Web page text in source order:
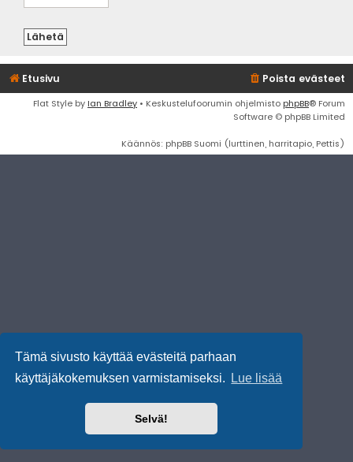
Tämä sivusto käyttää evästeitä parhaan
käyttäjäkokemuksen varmistamiseksi.
Lue lisää
Selvä!
Etusivu Poista evästeet
Flat Style by Ian Bradley • Keskustelufoorumin ohjelmisto phpBB® Forum
Software © phpBB Limited
Käännös: phpBB Suomi (lurttinen, harritapio, Pettis)